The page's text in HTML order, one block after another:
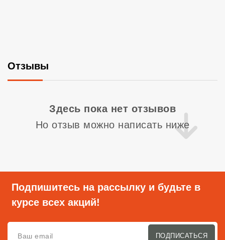
Отзывы
Здесь пока нет отзывов
Но отзыв можно написать ниже
Подпишитесь на рассылку и будьте в
курсе всех акций!
ПОДПИСАТЬСЯ